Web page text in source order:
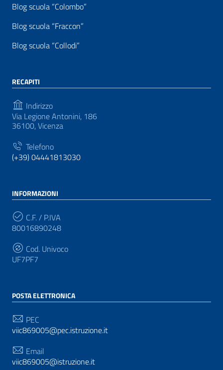
Blog scuola “Colombo”
Blog scuola “Fraccon”
Blog scuola “Collodi”
RECAPITI
Indirizzo
Via Legione Antonini, 186
36100, Vicenza
Telefono
(+39) 04441813030
INFORMAZIONI
C.F. / P.IVA
80016890248
Cod. Univoco
UF7PF7
POSTA ELETTRONICA
PEC
viic869005@pec.istruzione.it
Email
viic869005@istruzione.it